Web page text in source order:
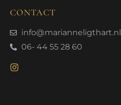
CONTACT
info@marianneligthart.nl
06- 44 55 28 60